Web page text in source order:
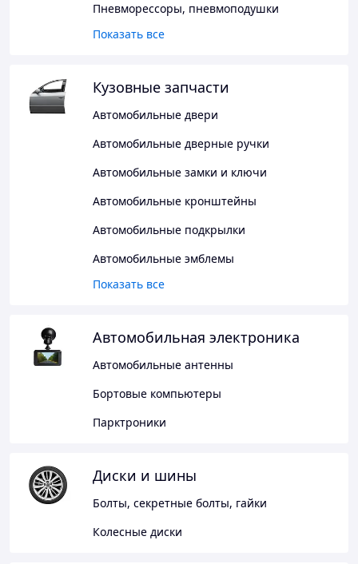
Пневморессоры, пневмоподушки
Показать все
Кузовные запчасти
Автомобильные двери
Автомобильные дверные ручки
Автомобильные замки и ключи
Автомобильные кронштейны
Автомобильные подкрылки
Автомобильные эмблемы
Показать все
Автомобильная электроника
Автомобильные антенны
Бортовые компьютеры
Парктроники
Диски и шины
Болты, секретные болты, гайки
Колесные диски